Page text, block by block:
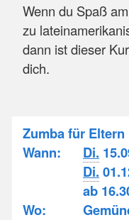
Wenn du Spaß
zu
dann ist dieser
dich.
Zumba für
Wann:
Di.
Di.
ab
Wo: